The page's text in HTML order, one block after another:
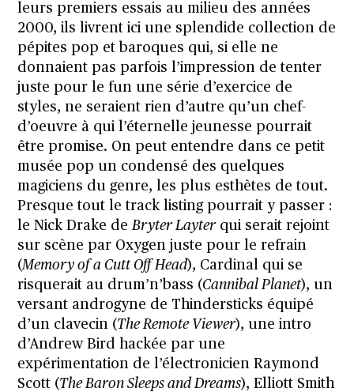
leurs premiers essais au milieu des années
2000, ils livrent ici une splendide collection de
pépites pop et baroques qui, si elle ne
donnaient pas parfois l’impression de tenter
juste pour le fun une série d’exercice de
styles, ne seraient rien d’autre qu’un chef-
d’oeuvre à qui l’éternelle jeunesse pourrait
être promise. On peut entendre dans ce petit
musée pop un condensé des quelques
magiciens du genre, les plus esthètes de tout.
Presque tout le track listing pourrait y passer :
le Nick Drake deBryter Layterqui serait rejoint
sur scène par Oxygen juste pour le refrain
(Memory of a Cutt Off Head), Cardinal qui se
risquerait au drum’n’bass (Cannibal Planet), un
versant androgyne de Thindersticks équipé
d’un clavecin (The Remote Viewer), une intro
d’Andrew Bird hackée par une
expérimentation de l’électronicien Raymond
Scott (The Baron Sleeps and Dreams), Elliott Smith